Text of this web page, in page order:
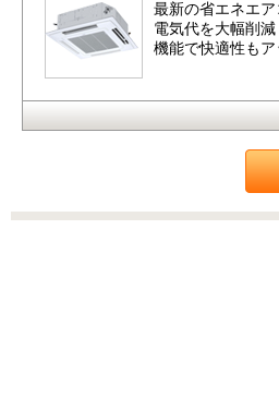
最新の省エネエ
電気代を大幅削
機能で快適性もア